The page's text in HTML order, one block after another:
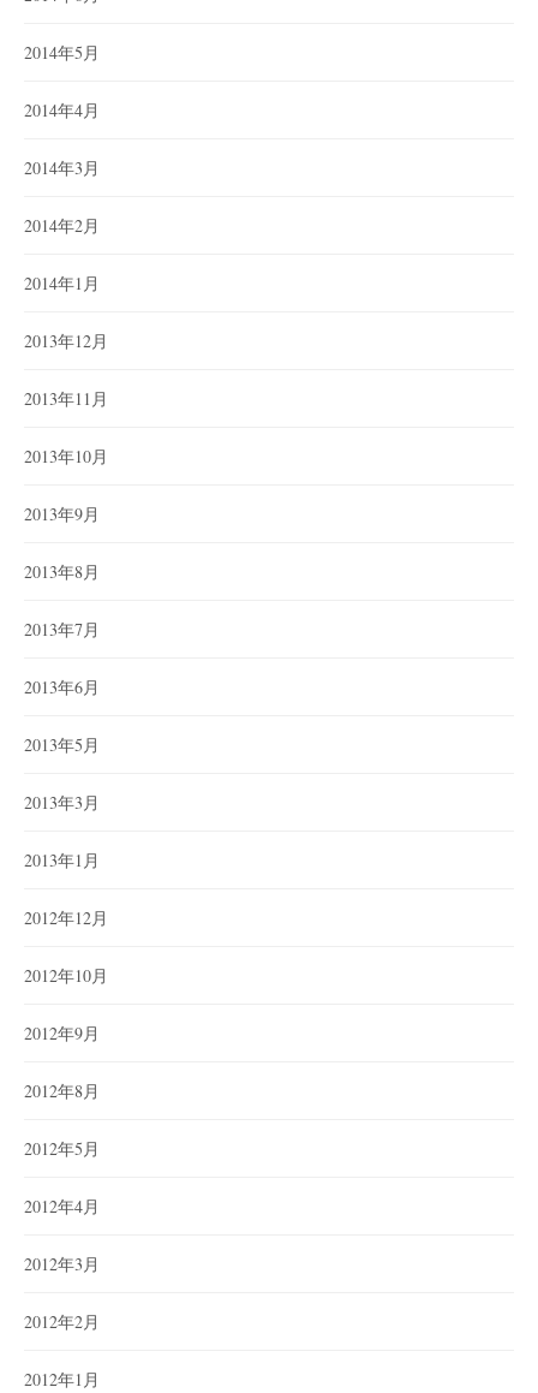
2014年5月
2014年4月
2014年3月
2014年2月
2014年1月
2013年12月
2013年11月
2013年10月
2013年9月
2013年8月
2013年7月
2013年6月
2013年5月
2013年3月
2013年1月
2012年12月
2012年10月
2012年9月
2012年8月
2012年5月
2012年4月
2012年3月
2012年2月
2012年1月